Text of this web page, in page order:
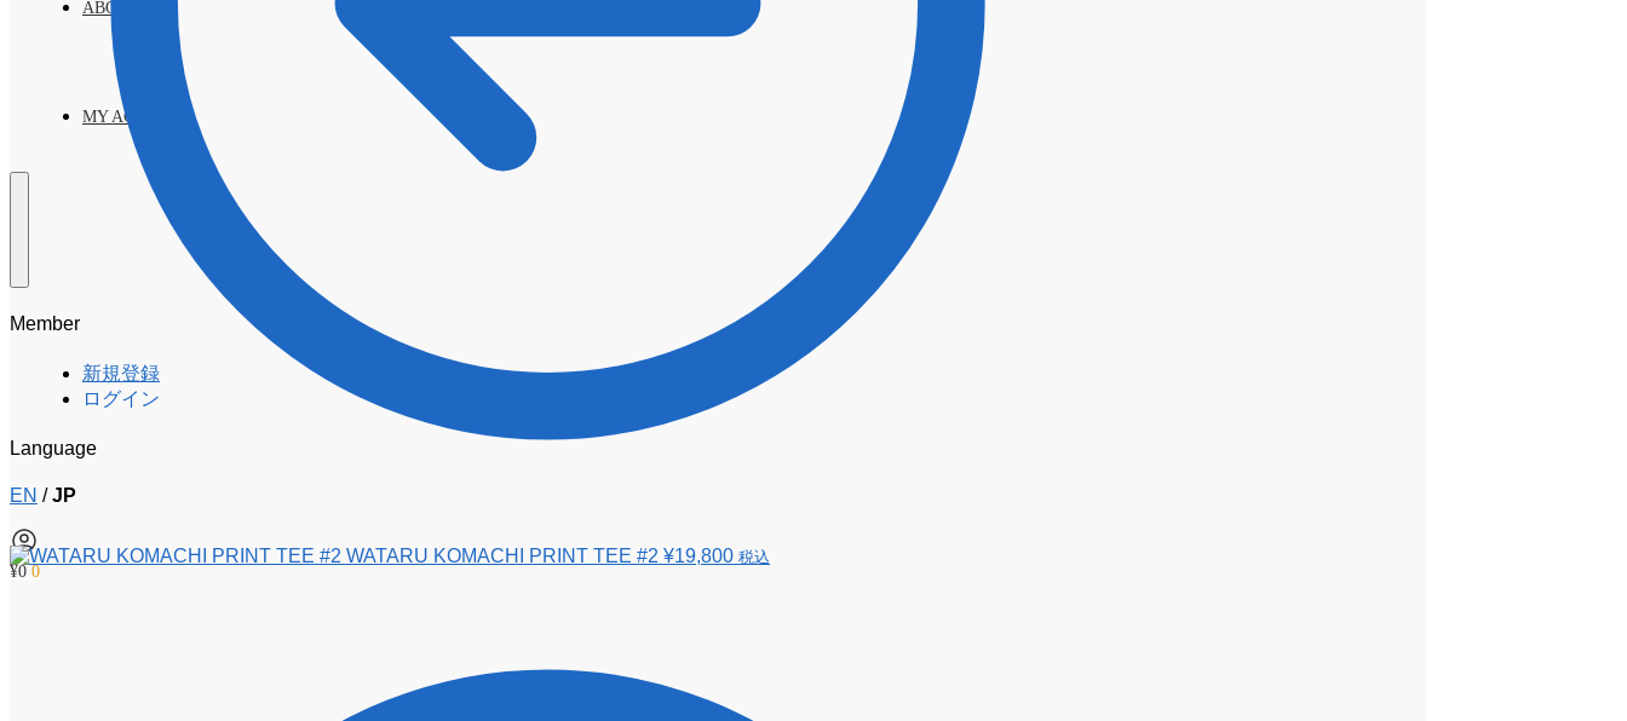
ABOUT
MY ACCOUNT
Member
新規登録
ログイン
Language
EN /JP
¥0 0
WATARU KOMACHI PRINT TEE #2 ¥19,800 税込